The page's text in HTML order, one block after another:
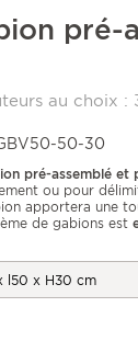
pré-
au choix
50-30
pré-assemblé et
ou pour
apportera une
de gabions est